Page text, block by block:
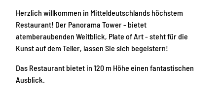
Herzlich willkommen in Mitteldeutschlands höchstem
Restaurant! Der Panorama Tower - bietet
atemberaubenden Weitblick, Plate of Art - steht für die
Kunst auf dem Teller, lassen Sie sich begeistern!
Das Restaurant bietet in 120 m Höhe einen fantastischen
Ausblick.